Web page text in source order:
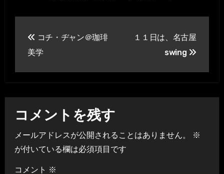
稿
ゲ
ー
シ
ョ
コチ・ヂャン＠珈琲
美学
１１日は、名古屋
swing
コメントを残す
メールアドレスが公開されることはありません。
※
が付いている欄は必須項目です
コメント ※